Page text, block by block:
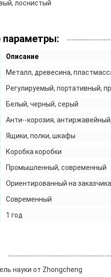
лоснистый
параметры:
Описание
Металл, древесина,
Регулируемый, портативный,
Белый, черный, серый
Анти--корозия,
Ящики, полки, шкафы
Коробка коробки
Промышленный, современный
Ориентированный на заказчика
Современный
1 год
науки от Zhongcheng